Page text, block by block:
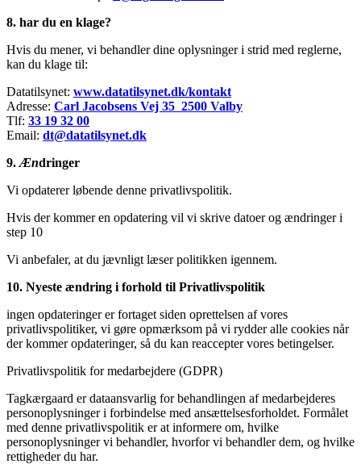
8. har du en klage?
Hvis du mener, vi behandler dine oplysninger i strid med reglerne,
kan du klage til:
Datatilsynet: www.datatilsynet.dk/kontakt
Adresse: Carl Jacobsens Vej 35 2500 Valby
Tlf: 33 19 32 00
Email: dt@datatilsynet.dk
9. Ændringer
Vi opdaterer løbende denne privatlivspolitik.
Hvis der kommer en opdatering vil vi skrive datoer og ændringer i
step 10
Vi anbefaler, at du jævnligt læser politikken igennem.
10. Nyeste ændring i forhold til Privatlivspolitik
ingen opdateringer er fortaget siden oprettelsen af vores
privatlivspolitiker, vi gøre opmærksom på vi rydder alle cookies når
der kommer opdateringer, så du kan reaccepter vores betingelser.
Privatlivspolitik for medarbejdere (GDPR)
Tagkærgaard er dataansvarlig for behandlingen af medarbejderes
personoplysninger i forbindelse med ansættelsesforholdet. Formålet
med denne privatlivspolitik er at informere om, hvilke
personoplysninger vi behandler, hvorfor vi behandler dem, og hvilke
rettigheder du har.